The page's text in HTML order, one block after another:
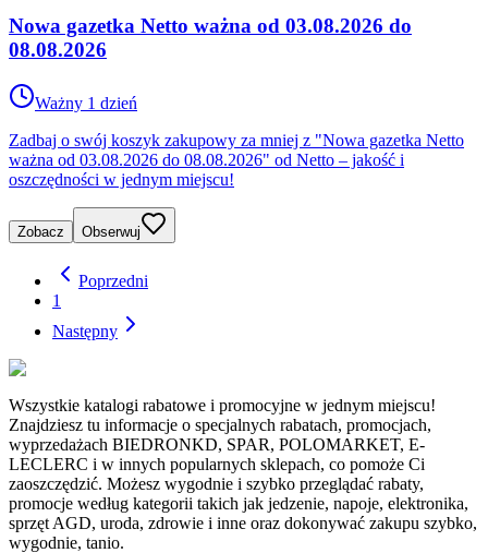
Nowa gazetka Netto ważna od 03.08.2026 do
08.08.2026
Ważny 1 dzień
Zadbaj o swój koszyk zakupowy za mniej z "Nowa gazetka Netto
ważna od 03.08.2026 do 08.08.2026" od Netto – jakość i
oszczędności w jednym miejscu!
Zobacz Obserwuj
Poprzedni
1
Następny
Wszystkie katalogi rabatowe i promocyjne w jednym miejscu!
Znajdziesz tu informacje o specjalnych rabatach, promocjach,
wyprzedażach BIEDRONKD, SPAR, POLOMARKET, E-
LECLERC i w innych popularnych sklepach, co pomoże Ci
zaoszczędzić. Możesz wygodnie i szybko przeglądać rabaty,
promocje według kategorii takich jak jedzenie, napoje, elektronika,
sprzęt AGD, uroda, zdrowie i inne oraz dokonywać zakupu szybko,
wygodnie, tanio.